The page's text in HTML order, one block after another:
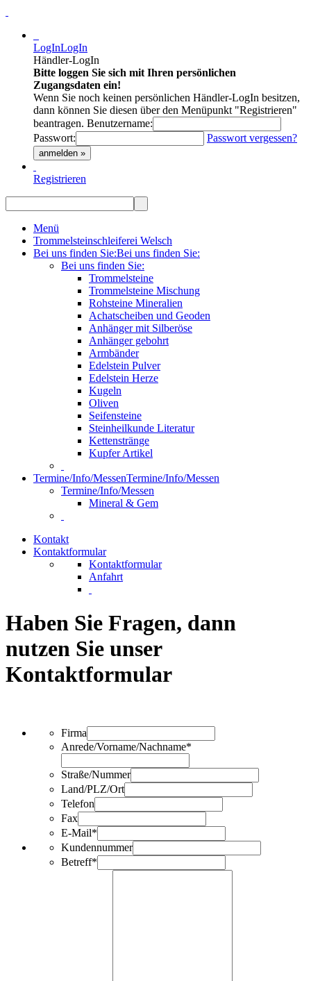
LogInLogIn
Händler-LogIn
Bitte loggen Sie sich mit Ihren persönlichen
Zugangsdaten ein!
Wenn Sie noch keinen persönlichen Händler-LogIn besitzen,
dann können Sie diesen über den Menüpunkt "Registrieren"
beantragen. Benutzername:
Passwort:
Passwort vergessen?
anmelden »
Registrieren
Menü
Trommelsteinschleiferei Welsch
Bei uns finden Sie:Bei uns finden Sie:
Bei uns finden Sie:
Trommelsteine
Trommelsteine Mischung
Rohsteine Mineralien
Achatscheiben und Geoden
Anhänger mit Silberöse
Anhänger gebohrt
Armbänder
Edelstein Pulver
Edelstein Herze
Kugeln
Oliven
Seifensteine
Steinheilkunde Literatur
Kettenstränge
Kupfer Artikel
Termine/Info/MessenTermine/Info/Messen
Termine/Info/Messen
Mineral & Gem
Kontakt
Kontaktformular
Kontaktformular
Anfahrt
Haben Sie Fragen, dann
nutzen Sie unser
Kontaktformular
Firma
Anrede/Vorname/Nachname*
Straße/Nummer
Land/PLZ/Ort
Telefon
Fax
E-Mail*
Kundennummer
Betreff*